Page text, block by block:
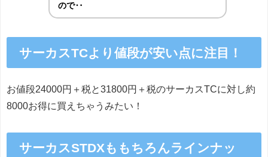
ので‥
サーカスTCより値段が安い点に注目！
お値段24000円＋税と31800円＋税のサーカスTCに対し約
8000お得に買えちゃうみたい！
サーカスSTDXももちろんラインナッ